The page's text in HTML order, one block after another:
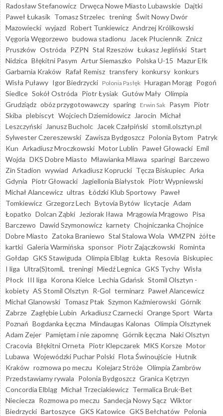
Radosław Stefanowicz Drwęca Nowe Miasto Lubawskie Dajtki
Paweł Łukasik Tomasz Strzelec trening Świt Nowy Dwór
Mazowiecki wyjazd Robert Tunkiewicz Andrzej Królikowski
Vęgoria Węgorzewo budowa stadionu Jacek Płuciennik Znicz
Pruszków Ostróda PZPN Stal Rzeszów Łukasz Jegliński Start
Nidzica Błękitni Pasym Artur Siemaszko Polska U-15 Mazur Ełk
Garbarnia Kraków Rafał Remisz transfery konkursy konkurs
Wisła Puławy Igor Biedrzycki Polonia Pasłęk Huragan Morąg Pogoń
Siedlce Sokół Ostróda Piotr Łysiak Gutów Mały Olimpia
Grudziądz obóz przygotowawczy sparing Erwin Sak Pasym Piotr
Skiba plebiscyt Wojciech Dziemidowicz Jarocin Michał
Leszczyński
Janusz Bucholc Jacek Czałpiński stomil.olsztyn.pl
Sylwester Czereszewski Zawisza Bydgoszcz Polonia Bytom Patryk
Kun Arkadiusz Mroczkowski Motor Lublin Paweł Głowacki Emil
Wojda DKS Dobre Miasto Mławianka Mława sparingi Barczewo
Zin Stadion wywiad Arkadiusz Koprucki Tęcza Biskupiec Arka
Gdynia Piotr Głowacki Jagiellonia Białystok Piotr Wypniewski
Michał Alancewicz ultras Łódzki Klub Sportowy Paweł
Tomkiewicz Grzegorz Lech Bytovia Bytów licytacje Adam
Łopatko Dolcan Ząbki Jeziorak Iława Mrągowia Mrągowo Pisa
Barczewo Dawid Szymonowicz karnety Chojniczanka Chojnice
Dobre Miasto Zatoka Braniewo Stal Stalowa Wola WMZPN żółte
kartki Galeria Warmińska sponsor Piotr Zajączkowski Rominta
Gołdap GKS Stawiguda Olimpia Elbląg Łukta Resovia Biskupiec
I liga Ultra(S)tomiL treningi Miedź Legnica GKS Tychy Wisła
Płock III liga Korona Kielce Lechia Gdańsk Stomil Olsztyn -
kobiety AS Stomil Olsztyn R-Gol terminarz Paweł Alancewicz
Michał Glanowski Tomasz Ptak Szymon Kaźmierowski Górnik
Zabrze Zagłębie Lubin Arkadiusz Czarnecki Orange Sport Warta
Poznań Bogdanka Łęczna Mindaugas Kalonas Olimpia Olsztynek
Adam Zejer Pamiętam i nie zapomnę Górnik Łęczna Naki Olsztyn
Cracovia Błękitni Orneta Piotr Klepczarek MKS Korsze Motor
Lubawa Wojewódzki Puchar Polski Flota Świnoujście Hutnik
Kraków rozmowa po meczu Kolejarz Stróże Olimpia Zambrów
Przedstawiamy rywala Polonia Bydgoszcz Granica Kętrzyn
Concordia Elbląg Michał Trzeciakiewicz Termalica Bruk-Bet
Nieciecza Rozmowa po meczu Sandecja Nowy Sącz Wiktor
Biedrzycki Bartoszyce GKS Katowice GKS Bełchatów Polonia